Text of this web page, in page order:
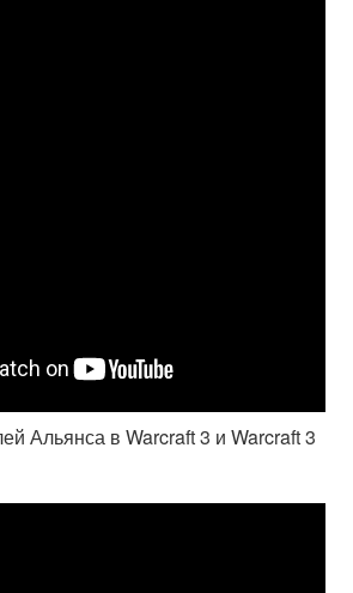
Альянса в Warcraft 3 и Warcraft 3